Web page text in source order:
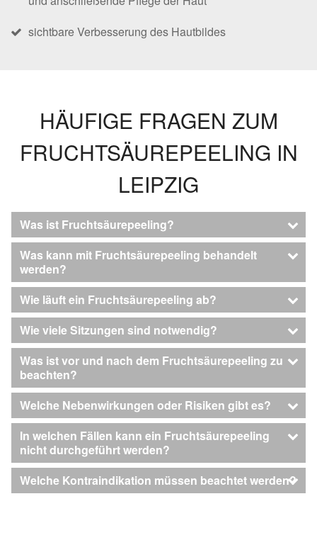
sichtbare Verbesserung des Hautbildes
HÄUFIGE FRAGEN ZUM
FRUCHTSÄUREPEELING IN
LEIPZIG
Was ist Fruchtsäurepeeling?
Was kann mit Fruchtsäurepeeling behandelt
werden?
Wie läuft ein Fruchtsäurepeeling ab?
Wie viele Sitzungen sind notwendig?
Was ist vor und nach dem Fruchtsäurepeeling zu
beachten?
Welche Nebenwirkungen oder Risiken gibt es?
In welchen Fällen kann ein Fruchtsäurepeeling
nicht durchgeführt werden?
Welche Kontraindikation müssen beachtet werden?